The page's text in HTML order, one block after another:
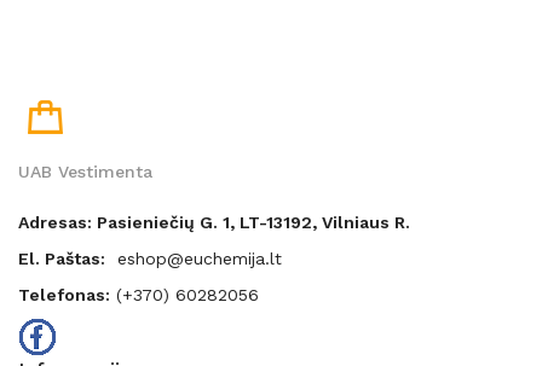
UAB Vestimenta
Adresas: Pasieniečių G. 1, LT-13192, Vilniaus R.
El. Paštas:
eshop@euchemija.lt
Telefonas: (+370) 60282056